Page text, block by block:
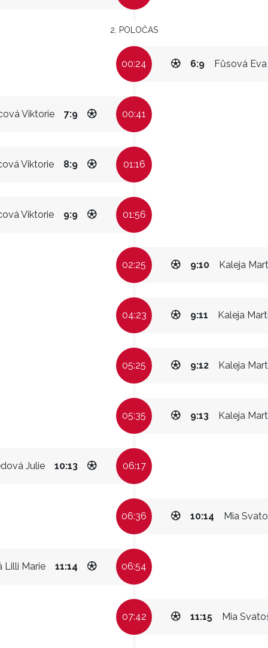
2. POLOČAS
00:24 Fůsová Eva
6:9
Viktorie 7:9 00:41
Viktorie 8:9 01:16
Viktorie 9:9 01:56
02:25 Kaleja
9:10
04:23 Kaleja
9:11
05:25 Kaleja
9:12
05:35 Kaleja
9:13
Julie 10:13 06:17
06:36 Mia
10:14
Lilli Marie 11:14 06:54
07:42 Mia
11:15